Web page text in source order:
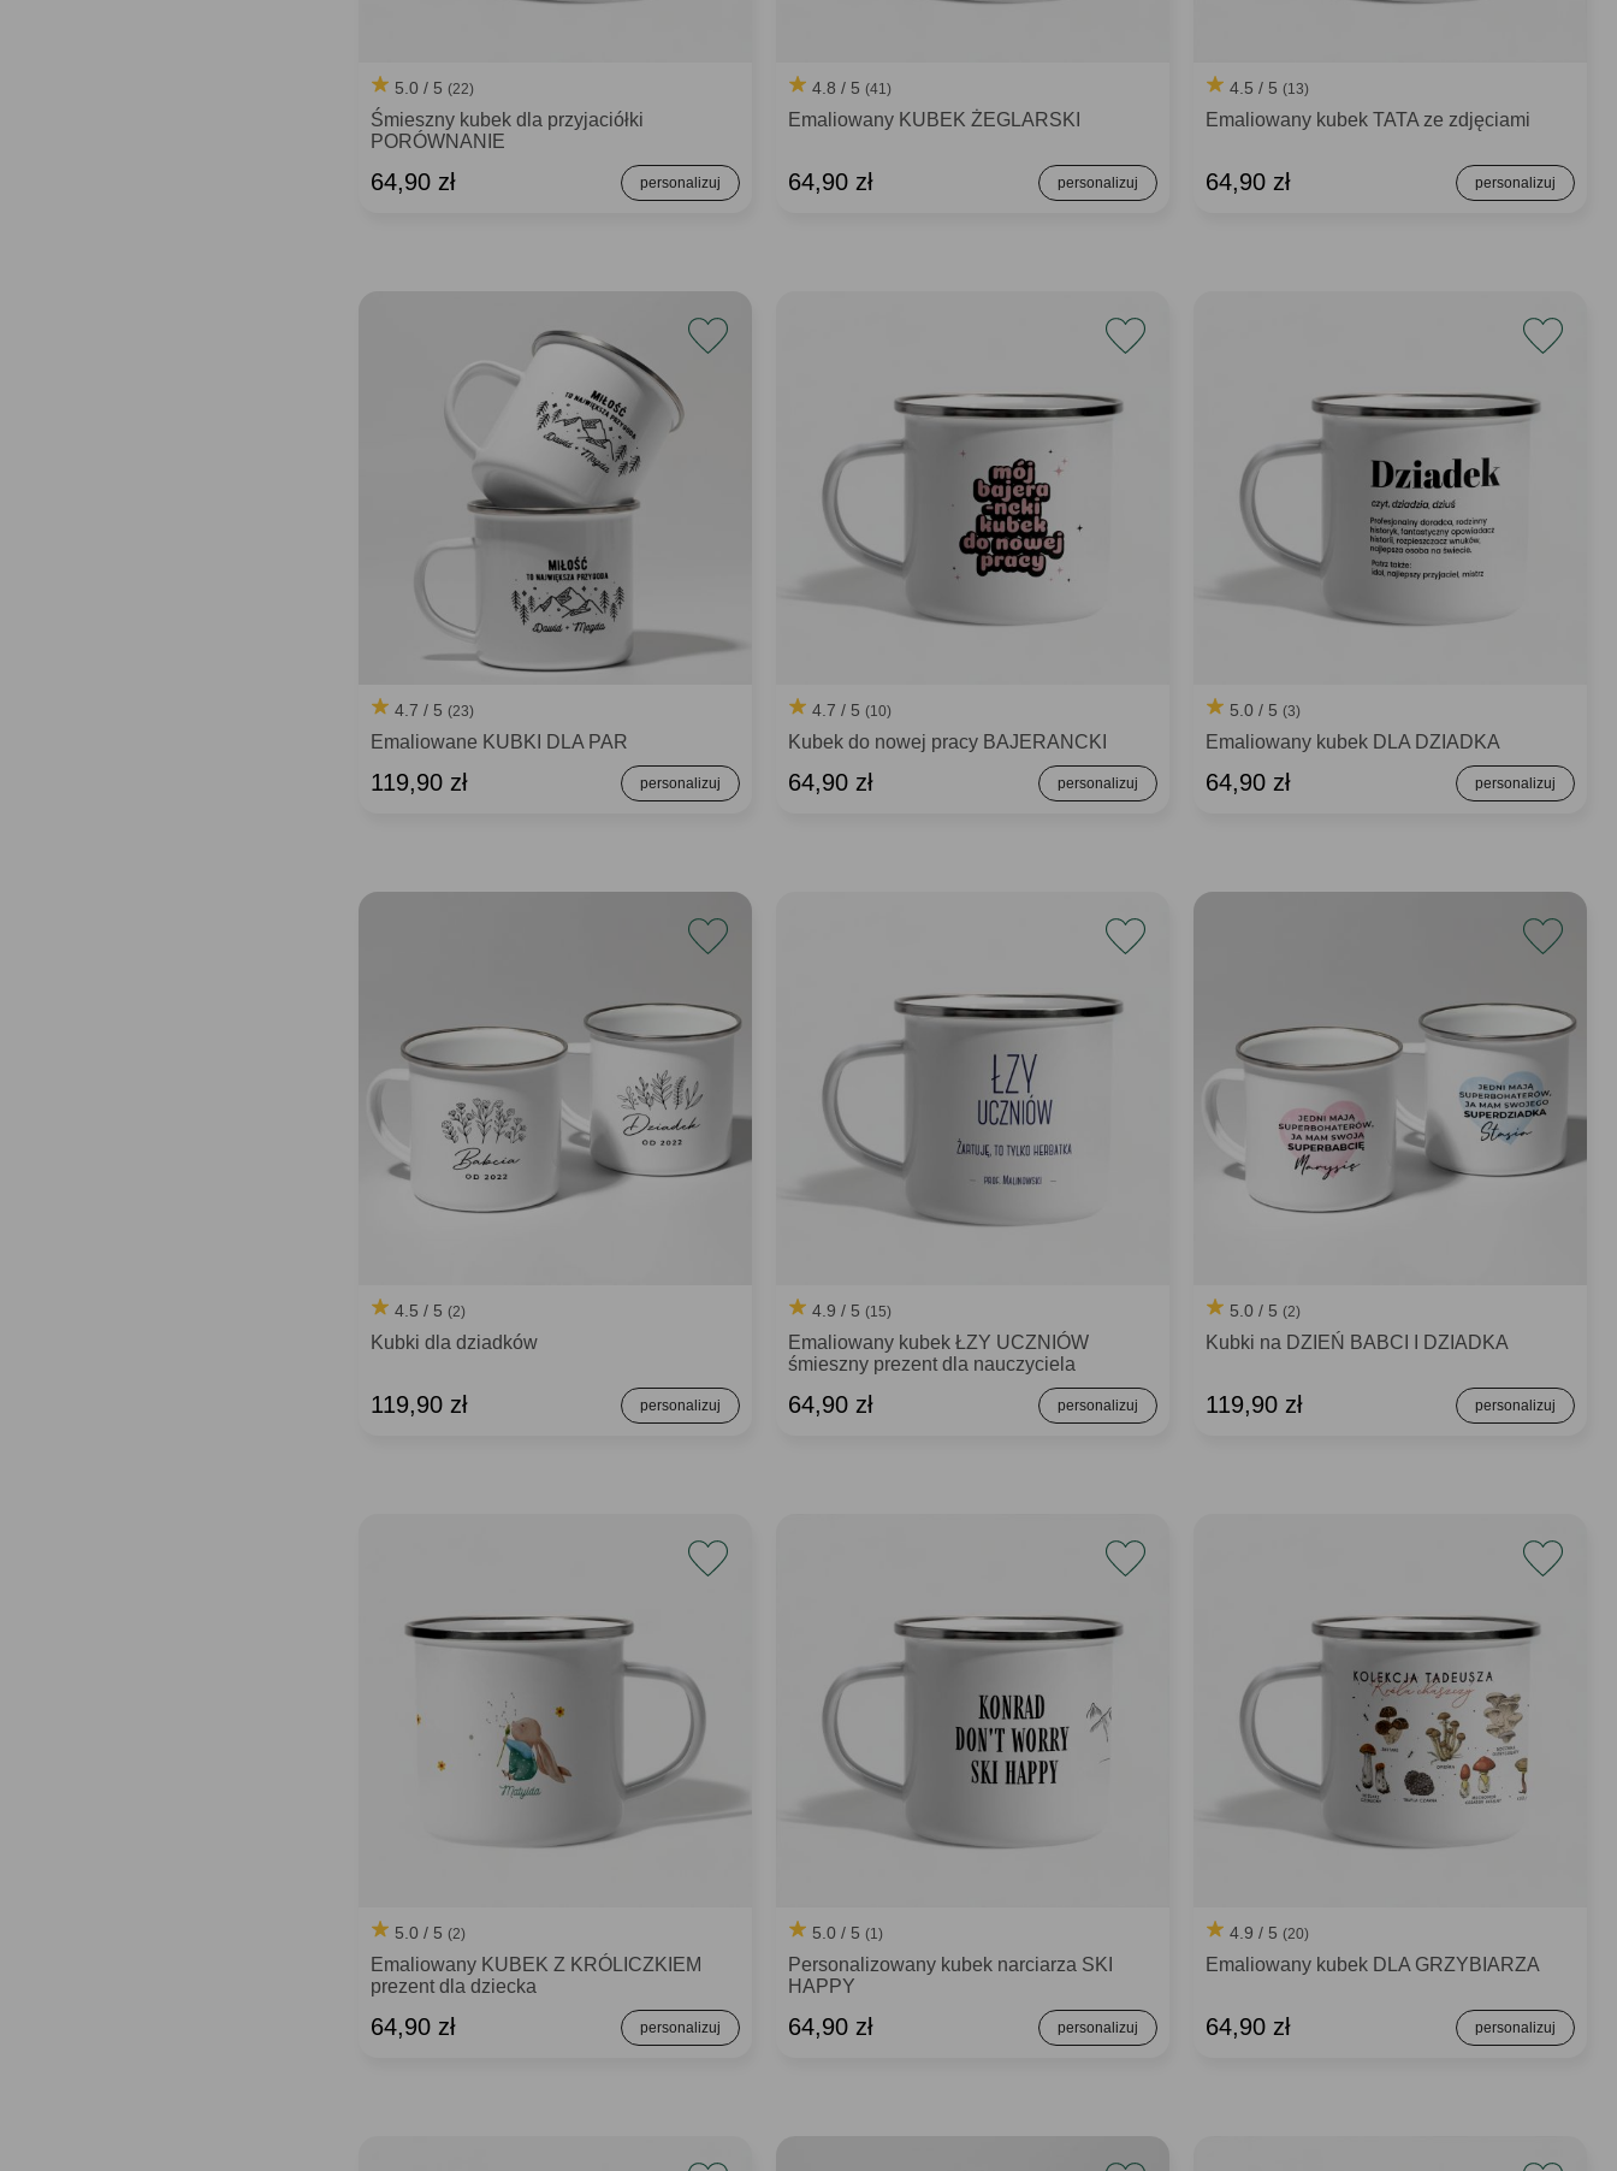
5.0 / 5(22)
Śmieszny kubek dla przyjaciółki
PORÓWNANIE
64,90 zł
4.8 / 5 (41)
Emaliowany KUBEK ŻEGLARSKI
64,90 zł
4.5 / 5 (13)
Emaliowany kubek TATA ze zdjęciami
64,90 zł
4.7 / 5(23)
Emaliowane KUBKI DLA PAR
119,90 zł
4.7 / 5 (10)
Kubek do nowej pracy BAJERANCKI
64,90 zł
5.0 / 5 (3)
Emaliowany kubek DLA DZIADKA
64,90 zł
4.5 / 5(2)
Kubki dla dziadków
119,90 zł
4.9 / 5 (15)
Emaliowany kubek ŁZY UCZNIÓW
śmieszny prezent dla nauczyciela
64,90 zł
5.0 / 5 (2)
Kubki na DZIEŃ BABCI I DZIADKA
119,90 zł
5.0 / 5(2)
Emaliowany KUBEK Z KRÓLICZKIEM
prezent dla dziecka
64,90 zł
5.0 / 5 (1)
Personalizowany kubek narciarza SKI
HAPPY
64,90 zł
4.9 / 5 (20)
Emaliowany kubek DLA GRZYBIARZA
64,90 zł